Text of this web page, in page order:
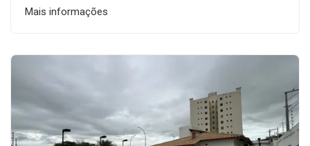
Mais informações